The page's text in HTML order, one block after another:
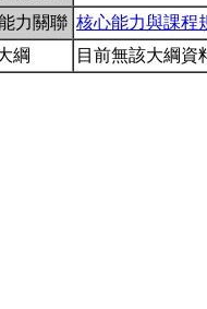
力關聯 核心能力與課程
綱
目前無該大綱資